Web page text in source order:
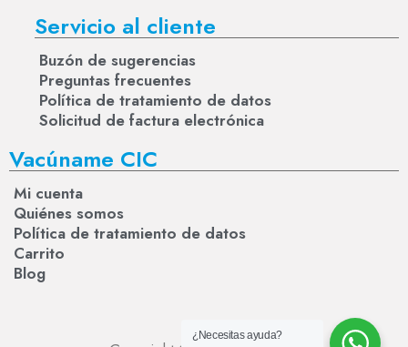
Servicio al cliente
Buzón de sugerencias
Preguntas frecuentes
Política de tratamiento de datos
Solicitud de factura electrónica
Vacúname CIC
Mi cuenta
Quiénes somos
Política de tratamiento de datos
Carrito
Blog
¿Necesitas ayuda?